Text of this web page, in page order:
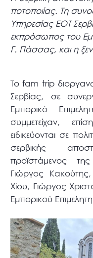
ποτοποιίας. Τη
Υπηρεσίας ΕΟΤ
εκπρόσωπος του
Γ. Πάσσας, και η
Το fam trip
Σερβίας, σε
Εμπορικό
συμμετείχαν,
ειδικεύονται σε
σερβικής
προϊστάμενος
Γιώργος
Χίου, Γιώργος
Εμπορικού